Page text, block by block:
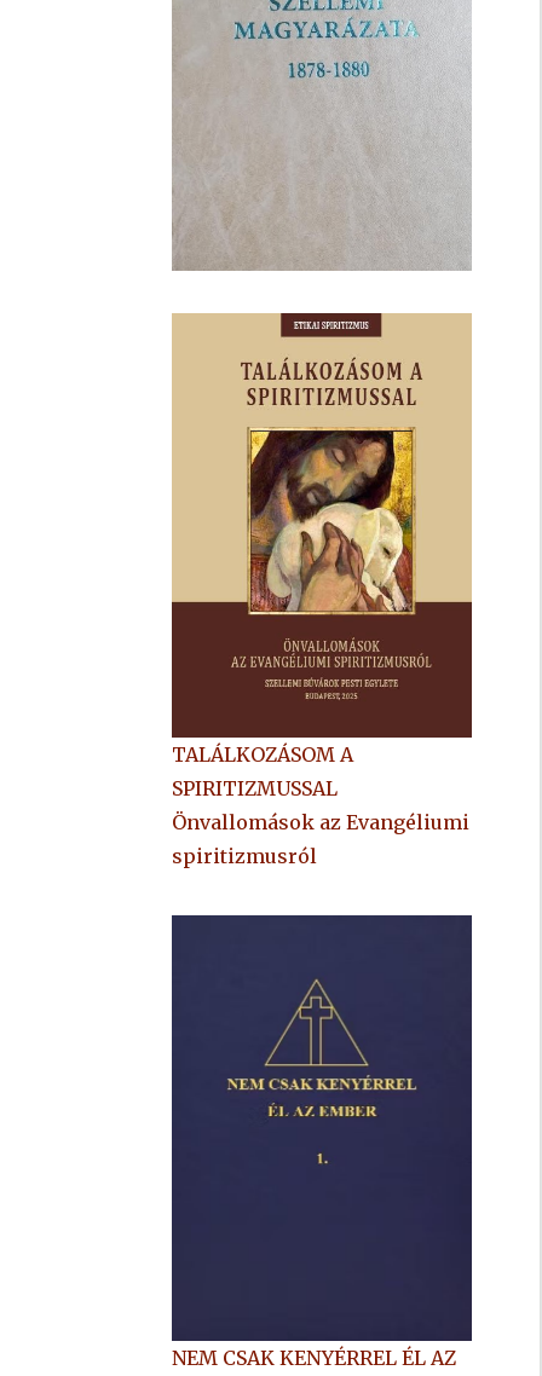
TALÁLKOZÁSOM A
SPIRITIZMUSSAL
Önvallomások az Evangéliumi
spiritizmusról
NEM CSAK KENYÉRREL ÉL AZ